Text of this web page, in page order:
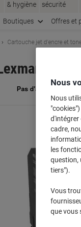
& hygiène
sécurité
Boutiques Offres et
Cartouche jet d'encre et
Nous
Nous
d'intégrer
cadre,
les
question,
tiers").
Vous
que vous